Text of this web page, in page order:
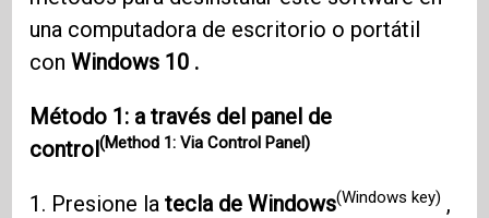
una computadora de escritorio o portátil
conWindows 10 .
Método 1: a través del panel de
control(Method 1: Via Control Panel)
1. Presione latecla de Windows(Windows key) ,